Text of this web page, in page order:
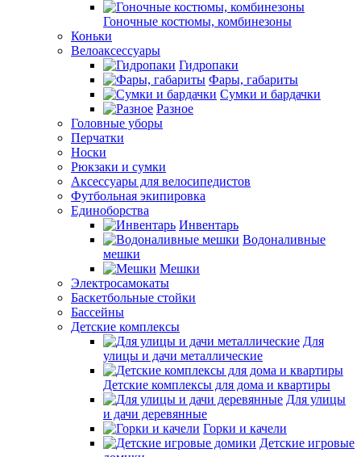
Гоночные костюмы, комбинезоны
Коньки
Велоаксессуары
Гидропаки
Фары, габариты
Сумки и бардачки
Разное
Головные уборы
Перчатки
Носки
Рюкзаки и сумки
Аксессуары для велосипедистов
Футбольная экипировка
Единоборства
Инвентарь
Водоналивные
мешки
Мешки
Электросамокаты
Баскетбольные стойки
Бассейны
Детские комплексы
Для
улицы и дачи металлические
Детские комплексы для дома и квартиры
Для улицы
и дачи деревянные
Горки и качели
Детские игровые